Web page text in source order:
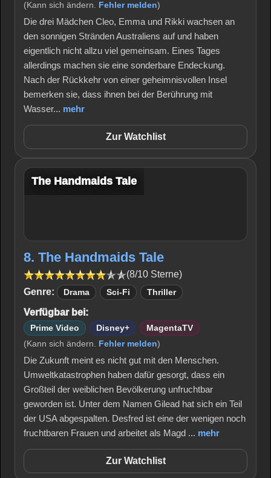
(Kann sich ändern. Fehler melden)
Die drei Mädchen Cleo, Emma und Rikki wachsen an
den sonnigen Stränden Australiens auf und haben
eigentlich nicht allzu viel gemeinsam. Eines Tages
allerdings machen sie eine sonderbare Endeckung.
Nach der Rückkehr von einer geheimnisvollen Insel
bemerken sie, dass ihnen bei der Berührung mit
Wasser... mehr
Zur Watchlist
The Handmaids Tale
8. The Handmaids Tale
(8/10 Sterne)
Genre:
Drama Sci-Fi Thriller
Verfügbar bei:
Prime Video Disney+
MagentaTV
(Kann sich ändern. Fehler melden)
Die Zukunft meint es nicht gut mit den Menschen.
Umweltkatastrophen haben dafür gesorgt, dass ein
Großteil der weiblichen Bevölkerung unfruchtbar
geworden ist. Unter dem Namen Gilead hat sich ein Teil
der USA abgespalten. Desfred ist eine der wenigen noch
fruchtbaren Frauen und arbeitet als Magd ... mehr
Zur Watchlist